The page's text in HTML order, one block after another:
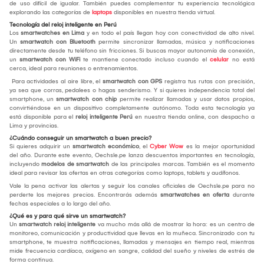
de uso difícil de igualar. También puedes complementar tu experiencia tecnológica
explorando las categorías de laptops disponibles en nuestra tienda virtual.
Tecnología del reloj inteligente en Perú
Los smartwatches en Lima y en todo el país llegan hoy con conectividad de alto nivel.
Un smartwatch con Bluetooth permite sincronizar llamadas, música y notificaciones
directamente desde tu teléfono sin fricciones. Si buscas mayor autonomía de conexión,
un smartwatch con WiFi te mantiene conectado incluso cuando el celular no está
cerca, ideal para reuniones o entrenamientos.
Para actividades al aire libre, el smartwatch con GPS registra tus rutas con precisión,
ya sea que corras, pedalees o hagas senderismo. Y si quieres independencia total del
smartphone, un smartwatch con chippermite realizar llamadas y usar datos propios,
convirtiéndose en un dispositivo completamente autónomo. Toda esta tecnología ya
está disponible para el reloj inteligente Perú en nuestra tienda online, con despacho a
Lima y provincias.
¿Cuándo conseguir un smartwatch a buen precio?
Si quieres adquirir un smartwatch económico, el Cyber Wow es la mejor oportunidad
del año. Durante este evento, Oechsle.pe lanza descuentos importantes en tecnología,
incluyendo modelos de smartwatch de las principales marcas. También es el momento
ideal para revisar las ofertas en otras categorías como laptops, tablets y audífonos.
Vale la pena activar las alertas y seguir los canales oficiales de Oechsle.pe para no
perderte los mejores precios. Encontrarás además smartwatches en oferta durante
fechas especiales a lo largo del año.
¿Qué es y para qué sirve un smartwatch?
Un smartwatch reloj inteligente va mucho más allá de mostrar la hora: es un centro de
monitoreo, comunicación y productividad que llevas en la muñeca. Sincronizado con tu
smartphone, te muestra notificaciones, llamadas y mensajes en tiempo real, mientras
mide frecuencia cardíaca, oxígeno en sangre, calidad del sueño y niveles de estrés de
forma continua.